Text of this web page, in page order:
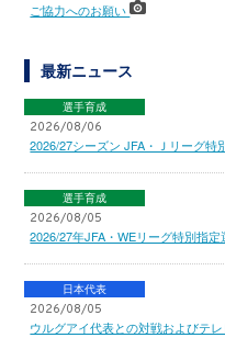
ご協力へのお願い
最新ニュース
選手育成
2026/08/06
2026/27シーズン JFA・Ｊリーグ
選手育成
2026/08/05
2026/27年JFA・WEリーグ特別指
日本代表
2026/08/05
ウルグアイ代表との対戦およびテ